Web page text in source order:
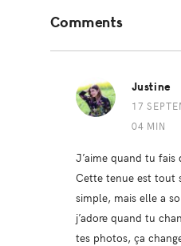
Interactions
Comments
Justine
17
04 MIN
J’aime quand tu fais
Cette tenue est tout
simple, mais elle a
j’adore quand tu
tes photos, ça